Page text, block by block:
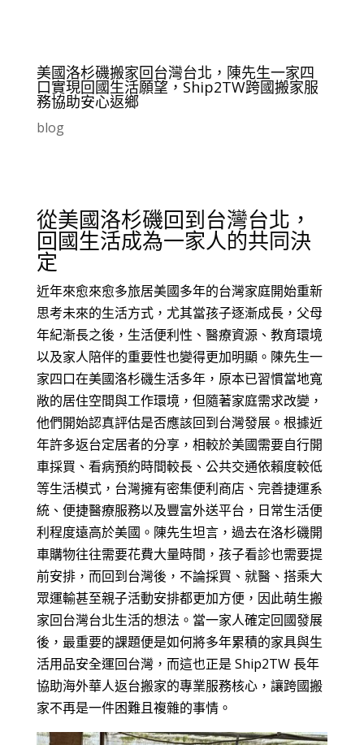
美國洛杉磯搬家回台灣台北，陳先生一家四
口實現回國生活願望，Ship2TW跨國搬家服
務協助安心返鄉
blog
從美國洛杉磯回到台灣台北，
回國生活成為一家人的共同決
定
近年來愈來愈多旅居美國多年的台灣家庭開始重新
思考未來的生活方式，尤其當孩子逐漸成長，父母
年紀漸長之後，生活便利性、醫療資源、教育環境
以及家人陪伴的重要性也變得更加明顯。陳先生一
家四口在美國洛杉磯生活多年，原本已習慣當地寬
敞的居住空間與工作環境，但隨著家庭需求改變，
他們開始認真評估是否應該回到台灣發展。根據近
年許多返台定居者的分享，相較於美國需要自行開
車採買、看病預約時間較長、公共交通依賴度較低
等生活模式，台灣擁有密集便利商店、完善捷運系
統、便捷醫療服務以及豐富外送平台，日常生活便
利程度遠高於美國。陳先生坦言，過去在洛杉磯開
車購物往往需要花費大量時間，孩子看診也需要提
前安排，而回到台灣後，不論採買、就醫、搭乘大
眾運輸甚至親子活動安排都更加方便，因此萌生搬
家回台灣台北生活的想法。當一家人確定回國發展
後，最重要的課題便是如何將多年累積的家具與生
活用品安全運回台灣，而這也正是 Ship2TW 長年
協助海外華人返台搬家的專業服務核心，讓跨國搬
家不再是一件困難且複雜的事情。